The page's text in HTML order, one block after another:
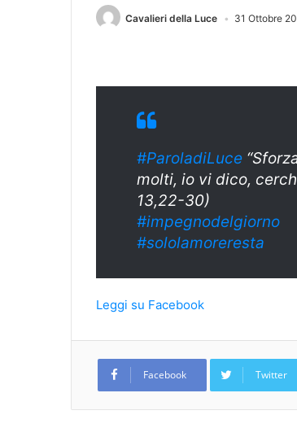
Cavalieri della Luce 31 Ottobre
#ParoladiLuce
molti, io vi dico,
13,22-30)
#impegnodelgiorno
#sololamoreresta
Leggi su Facebook
Facebook Twitter